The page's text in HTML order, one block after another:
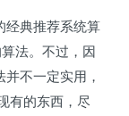
经典推荐系统算
法。不过，因
不一定实用，
有的东西，尽